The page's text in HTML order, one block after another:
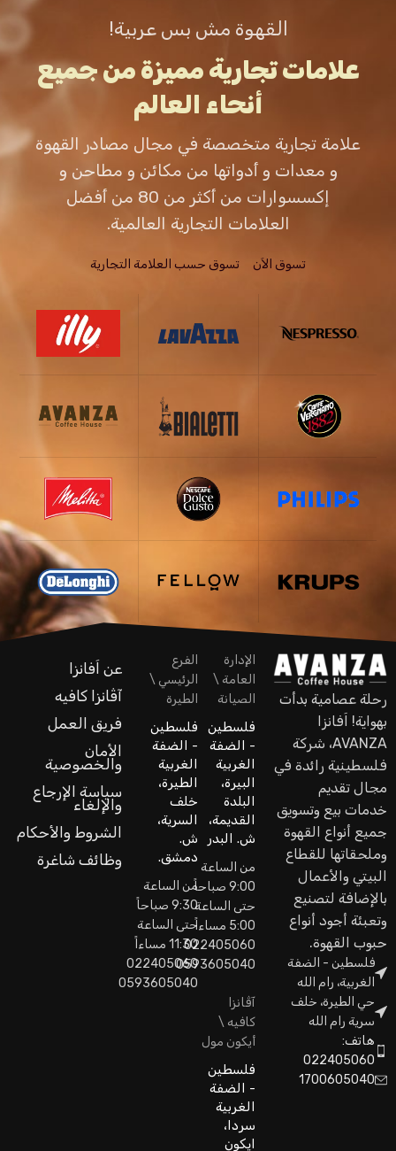
القهوة مش بس عربية!
علامات تجارية مميزة من جميع
أنحاء العالم
علامة تجارية متخصصة في مجال مصادر القهوة
و معدات و أدواتها من مكائن و مطاحن و
إكسسوارات من أكثر من 80 من أفضل
العلامات التجارية العالمية.
تسوق الاَن تسوق حسب العلامة التجارية
رحلة عصامية بدأت
بهواية! اَفانزا
AVANZA، شركة
فلسطينية رائدة في
مجال تقديم
خدمات بيع وتسويق
جميع أنواع القهوة
وملحقاتها للقطاع
البيتي والأعمال
بالإضافة لتصنيع
وتعبئة أجود أنواع
حبوب القهوة.
فلسطين - الضفة
الغربية، رام الله
حي الطيرة، خلف
سرية رام الله
هاتف:
022405060
1700605040
الإدارة
العامة \
الصيانة
فلسطين
- الضفة
الغربية
البيرة،
البلدة
القديمة،
ش. البدر
من الساعة
9:00 صباحاً
حتى الساعة
5:00 مساءاً
022405060
0593605040
الفرع
الرئيسي \
الطيرة
فلسطين
- الضفة
الغربية
الطيرة،
خلف
السرية،
ش.
دمشق.
من الساعة
9:30 صباحاً
حتى الساعة
11:30 مساءاً
022405060
0593605040
آڤانزا
كافيه \
أيكون مول
فلسطين
- الضفة
الغربية
سردا،
ايكون
عن اَفانزا
آڤانزا كافيه
فريق العمل
الأمان
والخصوصية
سياسة الإرجاع
والإلغاء
الشروط والأحكام
وظائف شاغرة